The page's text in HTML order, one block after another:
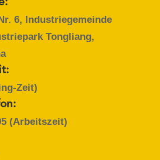
6, Industriegemeinde
Tongliang,
Zeit)
(Arbeitszeit)